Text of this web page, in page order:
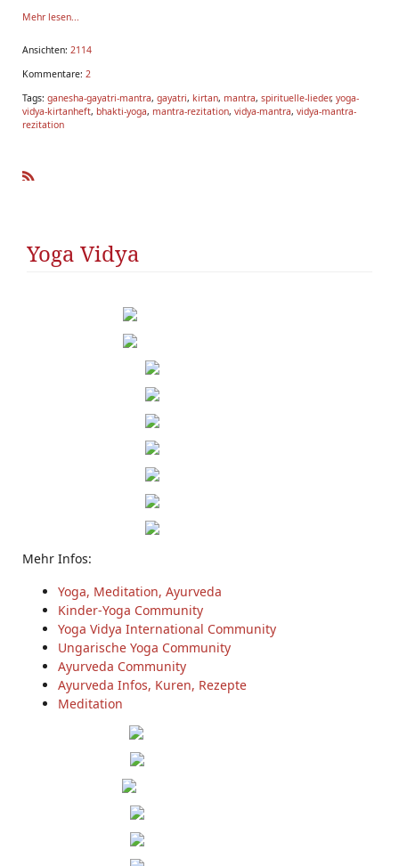
Mehr lesen...
Ansichten: 2114
Kommentare: 2
Tags: ganesha-gayatri-mantra, gayatri, kirtan, mantra, spirituelle-lieder, yoga-
vidya-kirtanheft, bhakti-yoga, mantra-rezitation, vidya-mantra, vidya-mantra-
rezitation
Yoga Vidya
Mehr Infos:
Yoga, Meditation, Ayurveda
Kinder-Yoga Community
Yoga Vidya International Community
Ungarische Yoga Community
Ayurveda Community
Ayurveda Infos, Kuren, Rezepte
Meditation